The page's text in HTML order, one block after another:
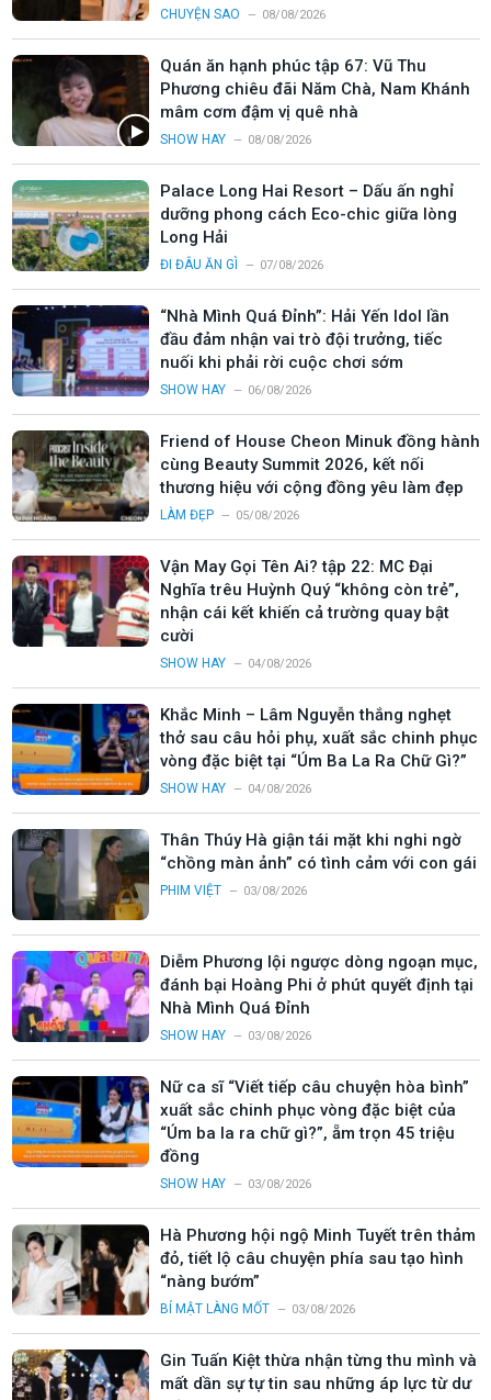
CHUYỆN SAO 08/08/2026
Quán ăn hạnh phúc tập 67: Vũ Thu
Phương chiêu đãi Năm Chà, Nam Khánh
mâm cơm đậm vị quê nhà
SHOW HAY 08/08/2026
Palace Long Hai Resort – Dấu ấn nghỉ
dưỡng phong cách Eco-chic giữa lòng
Long Hải
ĐI ĐÂU ĂN GÌ 07/08/2026
“Nhà Mình Quá Đỉnh”: Hải Yến Idol lần
đầu đảm nhận vai trò đội trưởng, tiếc
nuối khi phải rời cuộc chơi sớm
SHOW HAY 06/08/2026
Friend of House Cheon Minuk đồng hành
cùng Beauty Summit 2026, kết nối
thương hiệu với cộng đồng yêu làm đẹp
LÀM ĐẸP 05/08/2026
Vận May Gọi Tên Ai? tập 22: MC Đại
Nghĩa trêu Huỳnh Quý “không còn trẻ”,
nhận cái kết khiến cả trường quay bật
cười
SHOW HAY 04/08/2026
Khắc Minh – Lâm Nguyễn thắng nghẹt
thở sau câu hỏi phụ, xuất sắc chinh phục
vòng đặc biệt tại “Úm Ba La Ra Chữ Gì?”
SHOW HAY 04/08/2026
Thân Thúy Hà giận tái mặt khi nghi ngờ
“chồng màn ảnh” có tình cảm với con gái
PHIM VIỆT 03/08/2026
Diễm Phương lội ngược dòng ngoạn mục,
đánh bại Hoàng Phi ở phút quyết định tại
Nhà Mình Quá Đỉnh
SHOW HAY 03/08/2026
Nữ ca sĩ “Viết tiếp câu chuyện hòa bình”
xuất sắc chinh phục vòng đặc biệt của
“Úm ba la ra chữ gì?”, ẵm trọn 45 triệu
đồng
SHOW HAY 03/08/2026
Hà Phương hội ngộ Minh Tuyết trên thảm
đỏ, tiết lộ câu chuyện phía sau tạo hình
“nàng bướm”
BÍ MẬT LÀNG MỐT 03/08/2026
Gin Tuấn Kiệt thừa nhận từng thu mình và
mất dần sự tự tin sau những áp lực từ dư